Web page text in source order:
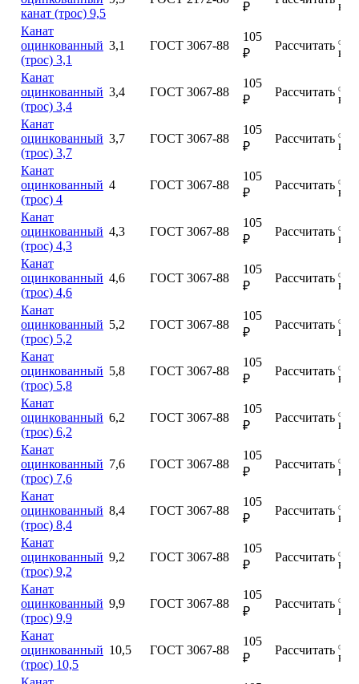
канат (трос) 9,5
₽
Канат
оцинкованный
(трос) 3,1
3,1 ГОСТ 3067-88
105
₽
Рассчитать
Канат
оцинкованный
(трос) 3,4
3,4 ГОСТ 3067-88
105
₽
Рассчитать
Канат
оцинкованный
(трос) 3,7
3,7 ГОСТ 3067-88
105
₽
Рассчитать
Канат
оцинкованный
(трос) 4
4 ГОСТ 3067-88
105
₽
Рассчитать
Канат
оцинкованный
(трос) 4,3
4,3 ГОСТ 3067-88
105
₽
Рассчитать
Канат
оцинкованный
(трос) 4,6
4,6 ГОСТ 3067-88
105
₽
Рассчитать
Канат
оцинкованный
(трос) 5,2
5,2 ГОСТ 3067-88
105
₽
Рассчитать
Канат
оцинкованный
(трос) 5,8
5,8 ГОСТ 3067-88
105
₽
Рассчитать
Канат
оцинкованный
(трос) 6,2
6,2 ГОСТ 3067-88
105
₽
Рассчитать
Канат
оцинкованный
(трос) 7,6
7,6 ГОСТ 3067-88
105
₽
Рассчитать
Канат
оцинкованный
(трос) 8,4
8,4 ГОСТ 3067-88
105
₽
Рассчитать
Канат
оцинкованный
(трос) 9,2
9,2 ГОСТ 3067-88
105
₽
Рассчитать
Канат
оцинкованный
(трос) 9,9
9,9 ГОСТ 3067-88
105
₽
Рассчитать
Канат
оцинкованный
(трос) 10,5
10,5 ГОСТ 3067-88
105
₽
Рассчитать